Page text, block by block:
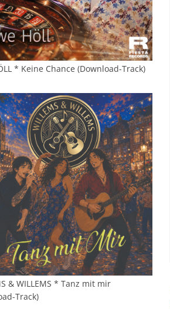
* Keine Chance (Download-Track)
& WILLEMS * Tanz mit mir
Track)